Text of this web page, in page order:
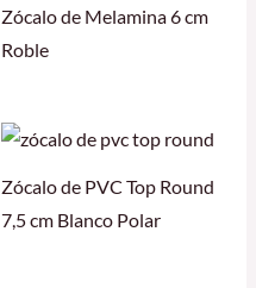
Zócalo de Melamina 6 cm
Roble
Zócalo de PVC Top Round
7,5 cm Blanco Polar